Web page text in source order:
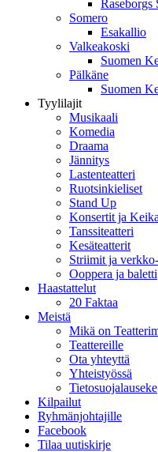
Raseborgs
Somero
Esakallio
Valkeakoski
Suomen
Pälkäne
Suomen
Tyylilajit
Musikaali
Komedia
Draama
Jännitys
Lastenteatteri
Ruotsinkieliset
Stand Up
Konsertit ja
Tanssiteatteri
Kesäteatterit
Striimit ja
Ooppera ja baletti
Haastattelut
20 Faktaa
Meistä
Mikä on
Teattereille
Ota yhteyttä
Yhteistyössä
Tietosuojalauseke
Kilpailut
Ryhmänjohtajille
Facebook
Tilaa uutiskirje